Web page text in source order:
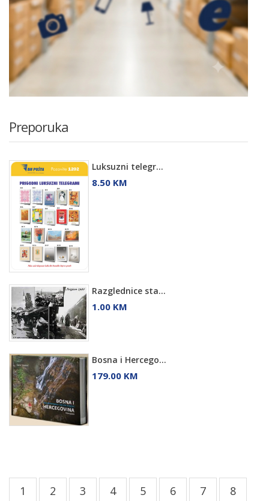
Preporuka
Luksuzni telegr...
8.50 KM
Razglednice sta...
1.00 KM
Bosna i Hercego...
179.00 KM
1 2 3 4 5 6 7 8